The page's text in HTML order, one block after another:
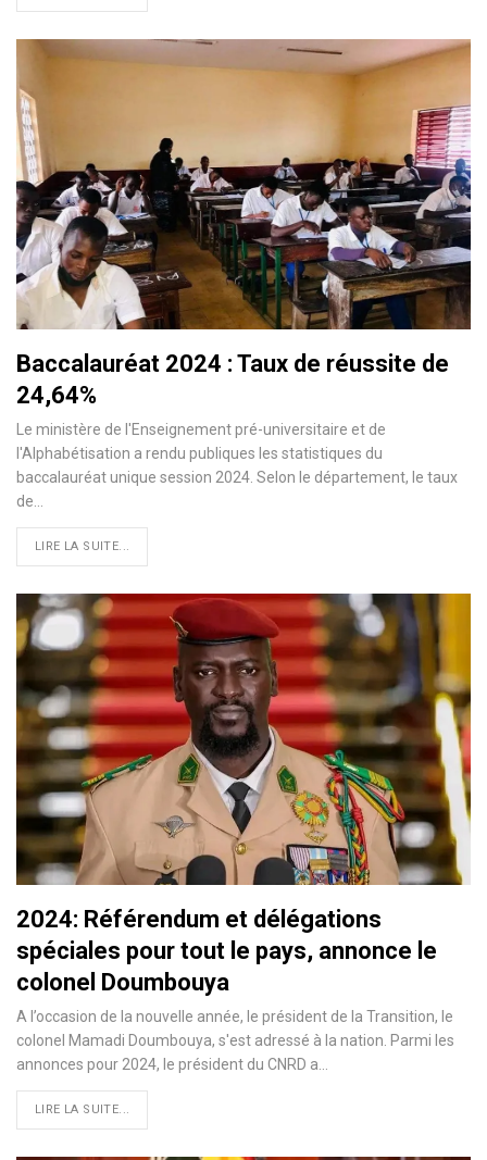
Baccalauréat 2024 : Taux de réussite de
24,64%
Le ministère de l'Enseignement pré-universitaire et de
l'Alphabétisation a rendu publiques les statistiques du
baccalauréat unique session 2024. Selon le département, le taux
de…
LIRE LA SUITE...
2024: Référendum et délégations
spéciales pour tout le pays, annonce le
colonel Doumbouya
A l’occasion de la nouvelle année, le président de la Transition, le
colonel Mamadi Doumbouya, s'est adressé à la nation. Parmi les
annonces pour 2024, le président du CNRD a…
LIRE LA SUITE...